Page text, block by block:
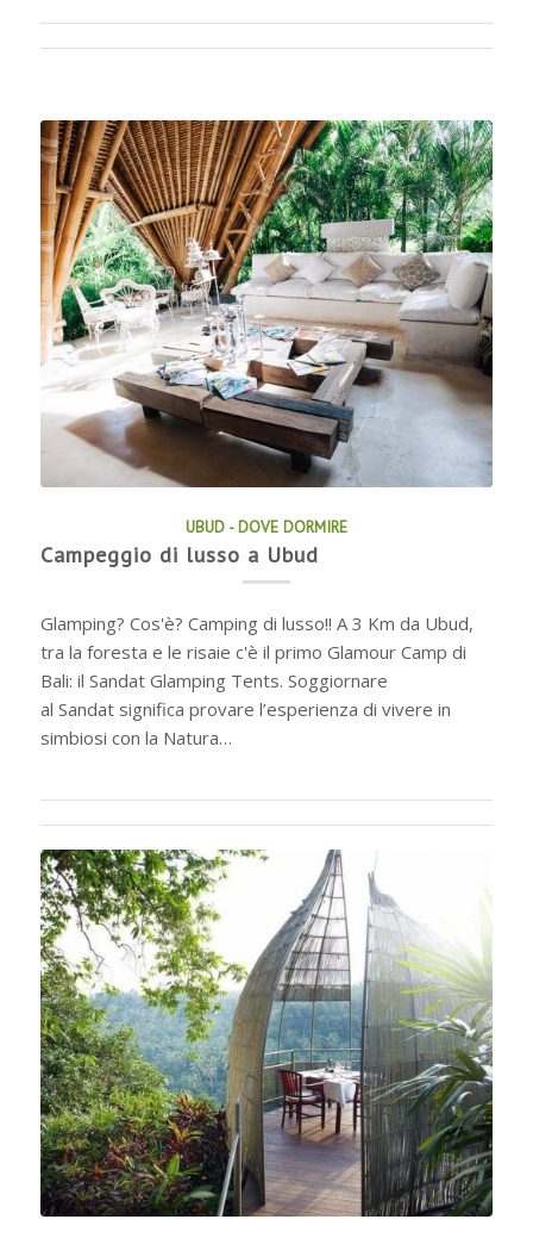
UBUD - DOVE DORMIRE
Campeggio di lusso a Ubud
Glamping? Cos'è? Camping di lusso!! A 3 Km da Ubud,
tra la foresta e le risaie c'è il primo Glamour Camp di
Bali: il Sandat Glamping Tents. Soggiornare
al Sandat significa provare l’esperienza di vivere in
simbiosi con la Natura…